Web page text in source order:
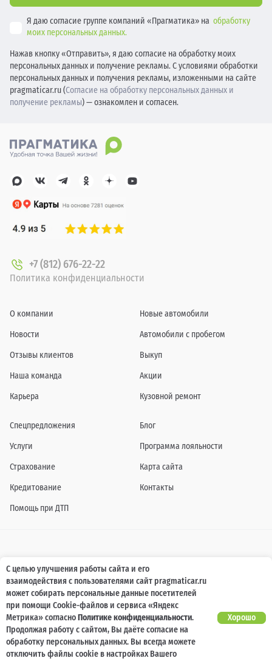
Я даю согласие группе компаний «Прагматика» на обработку
моих персональных данных.
Нажав кнопку «Отправить», я даю согласие на обработку моих
персональных данных и получение рекламы. С условиями обработки
персональных данных и получения рекламы, изложенными на сайте
pragmaticar.ru (Согласие на обработку персональных данных и
получение рекламы) — ознакомлен и согласен.
+7 (812) 676-22-22
Политика конфиденциальности
О компании
Новости
Отзывы клиентов
Наша команда
Карьера
Новые автомобили
Автомобили с пробегом
Выкуп
Акции
Кузовной ремонт
Спецпредложения
Услуги
Страхование
Кредитование
Помощь при ДТП
Блог
Программа лояльности
Карта сайта
Контакты
Информация о технических характеристиках, составе комплектаций, цветовой
гамме и стоимости автомобилей, а также действующих акциях, сроках и условиях
их проведения, указанных на сайте www.pragmaticar.ru, носит информационный
характер и ни при каких условиях не является публичной офертой,
определяемой положениями пунктом 2 статьи 437 Гражданского кодекса
Российской Федерации. Для получения подробной информации обращайтесь к
специалистам нашей компании.
© ПРАГМАТИКА, 2026
С целью улучшения работы сайта и его
взаимодействия с пользователями сайт pragmaticar.ru
может собирать персональные данные посетителей
при помощи Cookie-файлов и сервиса «Яндекс
Метрика» согласноПолитике конфиденциальности.
Продолжая работу с сайтом, Вы даёте согласие на
обработку персональных данных. Вы всегда можете
отключить файлы cookie в настройках Вашего
Хорошо